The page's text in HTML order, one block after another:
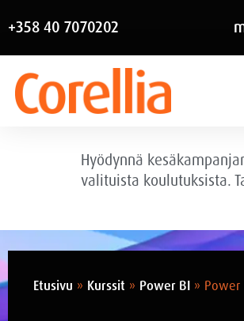
+358 40 7070202
Hyödynnä
valituista koulutuksista.
Etusivu » Kurssit » Power BI »